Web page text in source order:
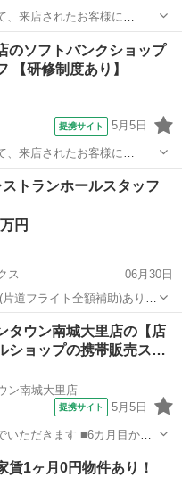
、来店されたお客様に
ランを提案します。 最初は
役に立ちたい」というお気
のソフトバンクショップ
【研修制度あり】
提携サイト 5月5日
、来店されたお客様に
ランを提案します。 最初は
役に立ちたい」というお気
トランホールスタッフ
円
ス
06月30日
道フライト全額補助)あり>
のフライト代も全額支給。
イベートもしっかり休めて、
タウン南城大里店の【店
ショップの携帯販売ス…
ン南城大里店
提携サイト 5月5日
す ■6カ月目から
学んでいただきます ■1年
運営をお願いします ※能力
賃1ヶ月0円物件あり！